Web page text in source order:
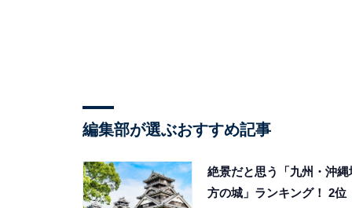
編集部が選ぶおすすめ記事
絶景だと思う「九州・沖縄
方の城」ランキング！ 2位